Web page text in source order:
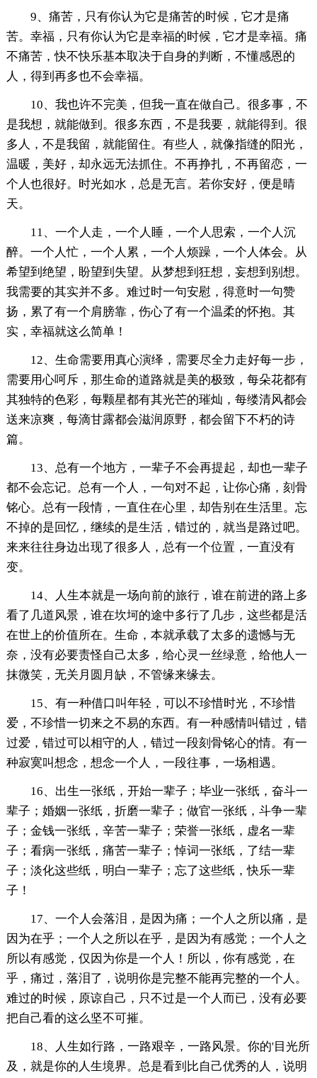
9、痛苦，只有你认为它是痛苦的时候，它才是痛
苦。幸福，只有你认为它是幸福的时候，它才是幸福。痛
不痛苦，快不快乐基本取决于自身的判断，不懂感恩的
人，得到再多也不会幸福。
10、我也许不完美，但我一直在做自己。很多事，不
是我想，就能做到。很多东西，不是我要，就能得到。很
多人，不是我留，就能留住。有些人，就像指缝的阳光，
温暖，美好，却永远无法抓住。不再挣扎，不再留恋，一
个人也很好。时光如水，总是无言。若你安好，便是晴
天。
11、一个人走，一个人睡，一个人思索，一个人沉
醉。一个人忙，一个人累，一个人烦躁，一个人体会。从
希望到绝望，盼望到失望。从梦想到狂想，妄想到别想。
我需要的其实并不多。难过时一句安慰，得意时一句赞
扬，累了有一个肩膀靠，伤心了有一个温柔的怀抱。其
实，幸福就这么简单！
12、生命需要用真心演绎，需要尽全力走好每一步，
需要用心呵斥，那生命的道路就是美的极致，每朵花都有
其独特的色彩，每颗星都有其光芒的璀灿，每缕清风都会
送来凉爽，每滴甘露都会滋润原野，都会留下不朽的诗
篇。
13、总有一个地方，一辈子不会再提起，却也一辈子
都不会忘记。总有一个人，一句对不起，让你心痛，刻骨
铭心。总有一段情，一直住在心里，却告别在生活里。忘
不掉的是回忆，继续的是生活，错过的，就当是路过吧。
来来往往身边出现了很多人，总有一个位置，一直没有
变。
14、人生本就是一场向前的旅行，谁在前进的路上多
看了几道风景，谁在坎坷的途中多行了几步，这些都是活
在世上的价值所在。生命，本就承载了太多的遗憾与无
奈，没有必要责怪自己太多，给心灵一丝绿意，给他人一
抹微笑，无关月圆月缺，不管缘来缘去。
15、有一种借口叫年轻，可以不珍惜时光，不珍惜
爱，不珍惜一切来之不易的东西。有一种感情叫错过，错
过爱，错过可以相守的人，错过一段刻骨铭心的情。有一
种寂寞叫想念，想念一个人，一段往事，一场相遇。
16、出生一张纸，开始一辈子；毕业一张纸，奋斗一
辈子；婚姻一张纸，折磨一辈子；做官一张纸，斗争一辈
子；金钱一张纸，辛苦一辈子；荣誉一张纸，虚名一辈
子；看病一张纸，痛苦一辈子；悼词一张纸，了结一辈
子；淡化这些纸，明白一辈子；忘了这些纸，快乐一辈
子！
17、一个人会落泪，是因为痛；一个人之所以痛，是
因为在乎；一个人之所以在乎，是因为有感觉；一个人之
所以有感觉，仅因为你是一个人！所以，你有感觉，在
乎，痛过，落泪了，说明你是完整不能再完整的一个人。
难过的时候，原谅自己，只不过是一个人而已，没有必要
把自己看的这么坚不可摧。
18、人生如行路，一路艰辛，一路风景。你的'目光所
及，就是你的人生境界。总是看到比自己优秀的人，说明